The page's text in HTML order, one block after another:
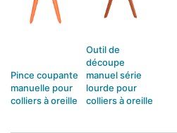
Pince coupante
manuelle pour
colliers à oreille
Outil de
découpe
manuel série
lourde pour
colliers à oreille